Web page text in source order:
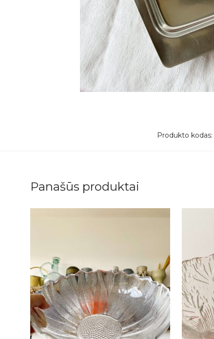
Produkto kodas:
Panašūs produktai